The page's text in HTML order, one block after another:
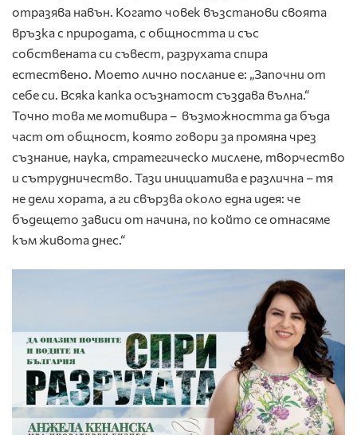
отразява навън. Когато човек възстанови своята
връзка с природата, с общността и със
собствената си съвест, разрухата спира
естествено. Моето лично послание е: „Започни от
себе си. Всяка капка осъзнатост създава вълна.“
Точно това ме мотивира – възможността да бъда
част от общност, която говори за промяна чрез
съзнание, наука, стратегическо мислене, творчество
и сътрудничество. Тази инициатива е различна – тя
не дели хората, а ги свързва около една идея: че
бъдещето зависи от начина, по който се отнасяме
към живота днес.“